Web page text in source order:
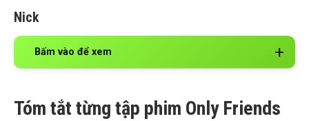
Nick
Bấm vào để xem
Tóm tắt từng tập phim Only Friends